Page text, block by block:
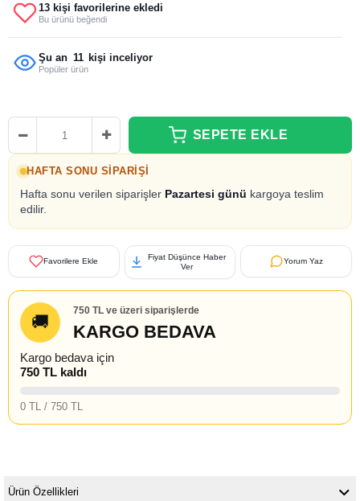
13 kişi favorilerine ekledi
Bu ürünü beğendi
Şu an 11 kişi inceliyor
Popüler ürün
HAFTA SONU SIPARIŞI
Hafta sonu verilen siparişler Pazartesi günü kargoya teslim
edilir.
Favorilere Ekle
Fiyat Düşünce Haber
Ver
Yorum Yaz
🚚
750 TL ve üzeri siparişlerde
KARGO BEDAVA
Kargo bedava için
750 TL kaldı
0 TL / 750 TL
Ürün Özellikleri